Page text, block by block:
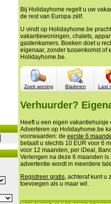
Bij Holidayhome regelt u uw
de rest van Europa zélf.
U vindt op Holidayhome.be
vakantiewoningen, chalets,
gastenkamers. Boeken doet u
eigenaar, zonder tussenkomst of
Holidayhome.be.
Zoek woning Bladeren Last
Verhuurder?
Heeft u een eigen
Adverteren op Holidayhome.be
voorwaarden: de eerste 6
betaalt u slechts 10 EUR voor 6
voor 12 maanden, per iDeal,
Verlengen na deze 6 maanden is
advertentie wordt in meerdere
Registreer gratis, achteraf kunt u
toevoegen als u maar wil.